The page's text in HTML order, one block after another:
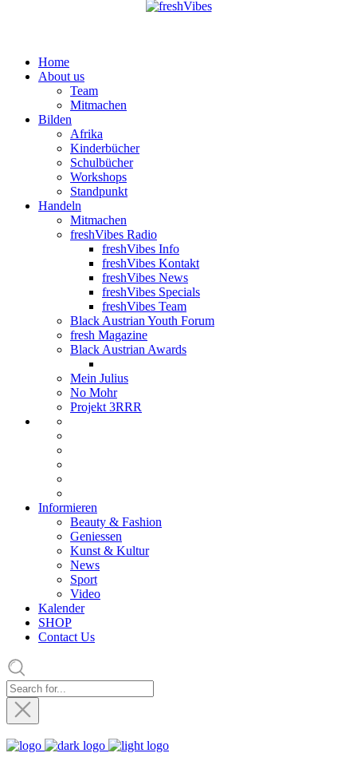
Home
About us
Team
Mitmachen
Bilden
Afrika
Kinderbücher
Schulbücher
Workshops
Standpunkt
Handeln
Mitmachen
freshVibes Radio
freshVibes Info
freshVibes Kontakt
freshVibes News
freshVibes Specials
freshVibes Team
Black Austrian Youth Forum
fresh Magazine
Black Austrian Awards
Mein Julius
No Mohr
Projekt 3RRR
Informieren
Beauty & Fashion
Geniessen
Kunst & Kultur
News
Sport
Video
Kalender
SHOP
Contact Us